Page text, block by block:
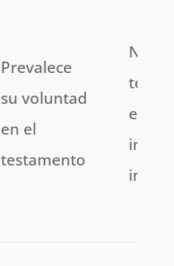
Prevalece
su voluntad
en el
testamento
No
es